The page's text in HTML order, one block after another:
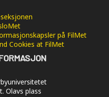
på FilMet
Cookies at FilMet
Olavs plass